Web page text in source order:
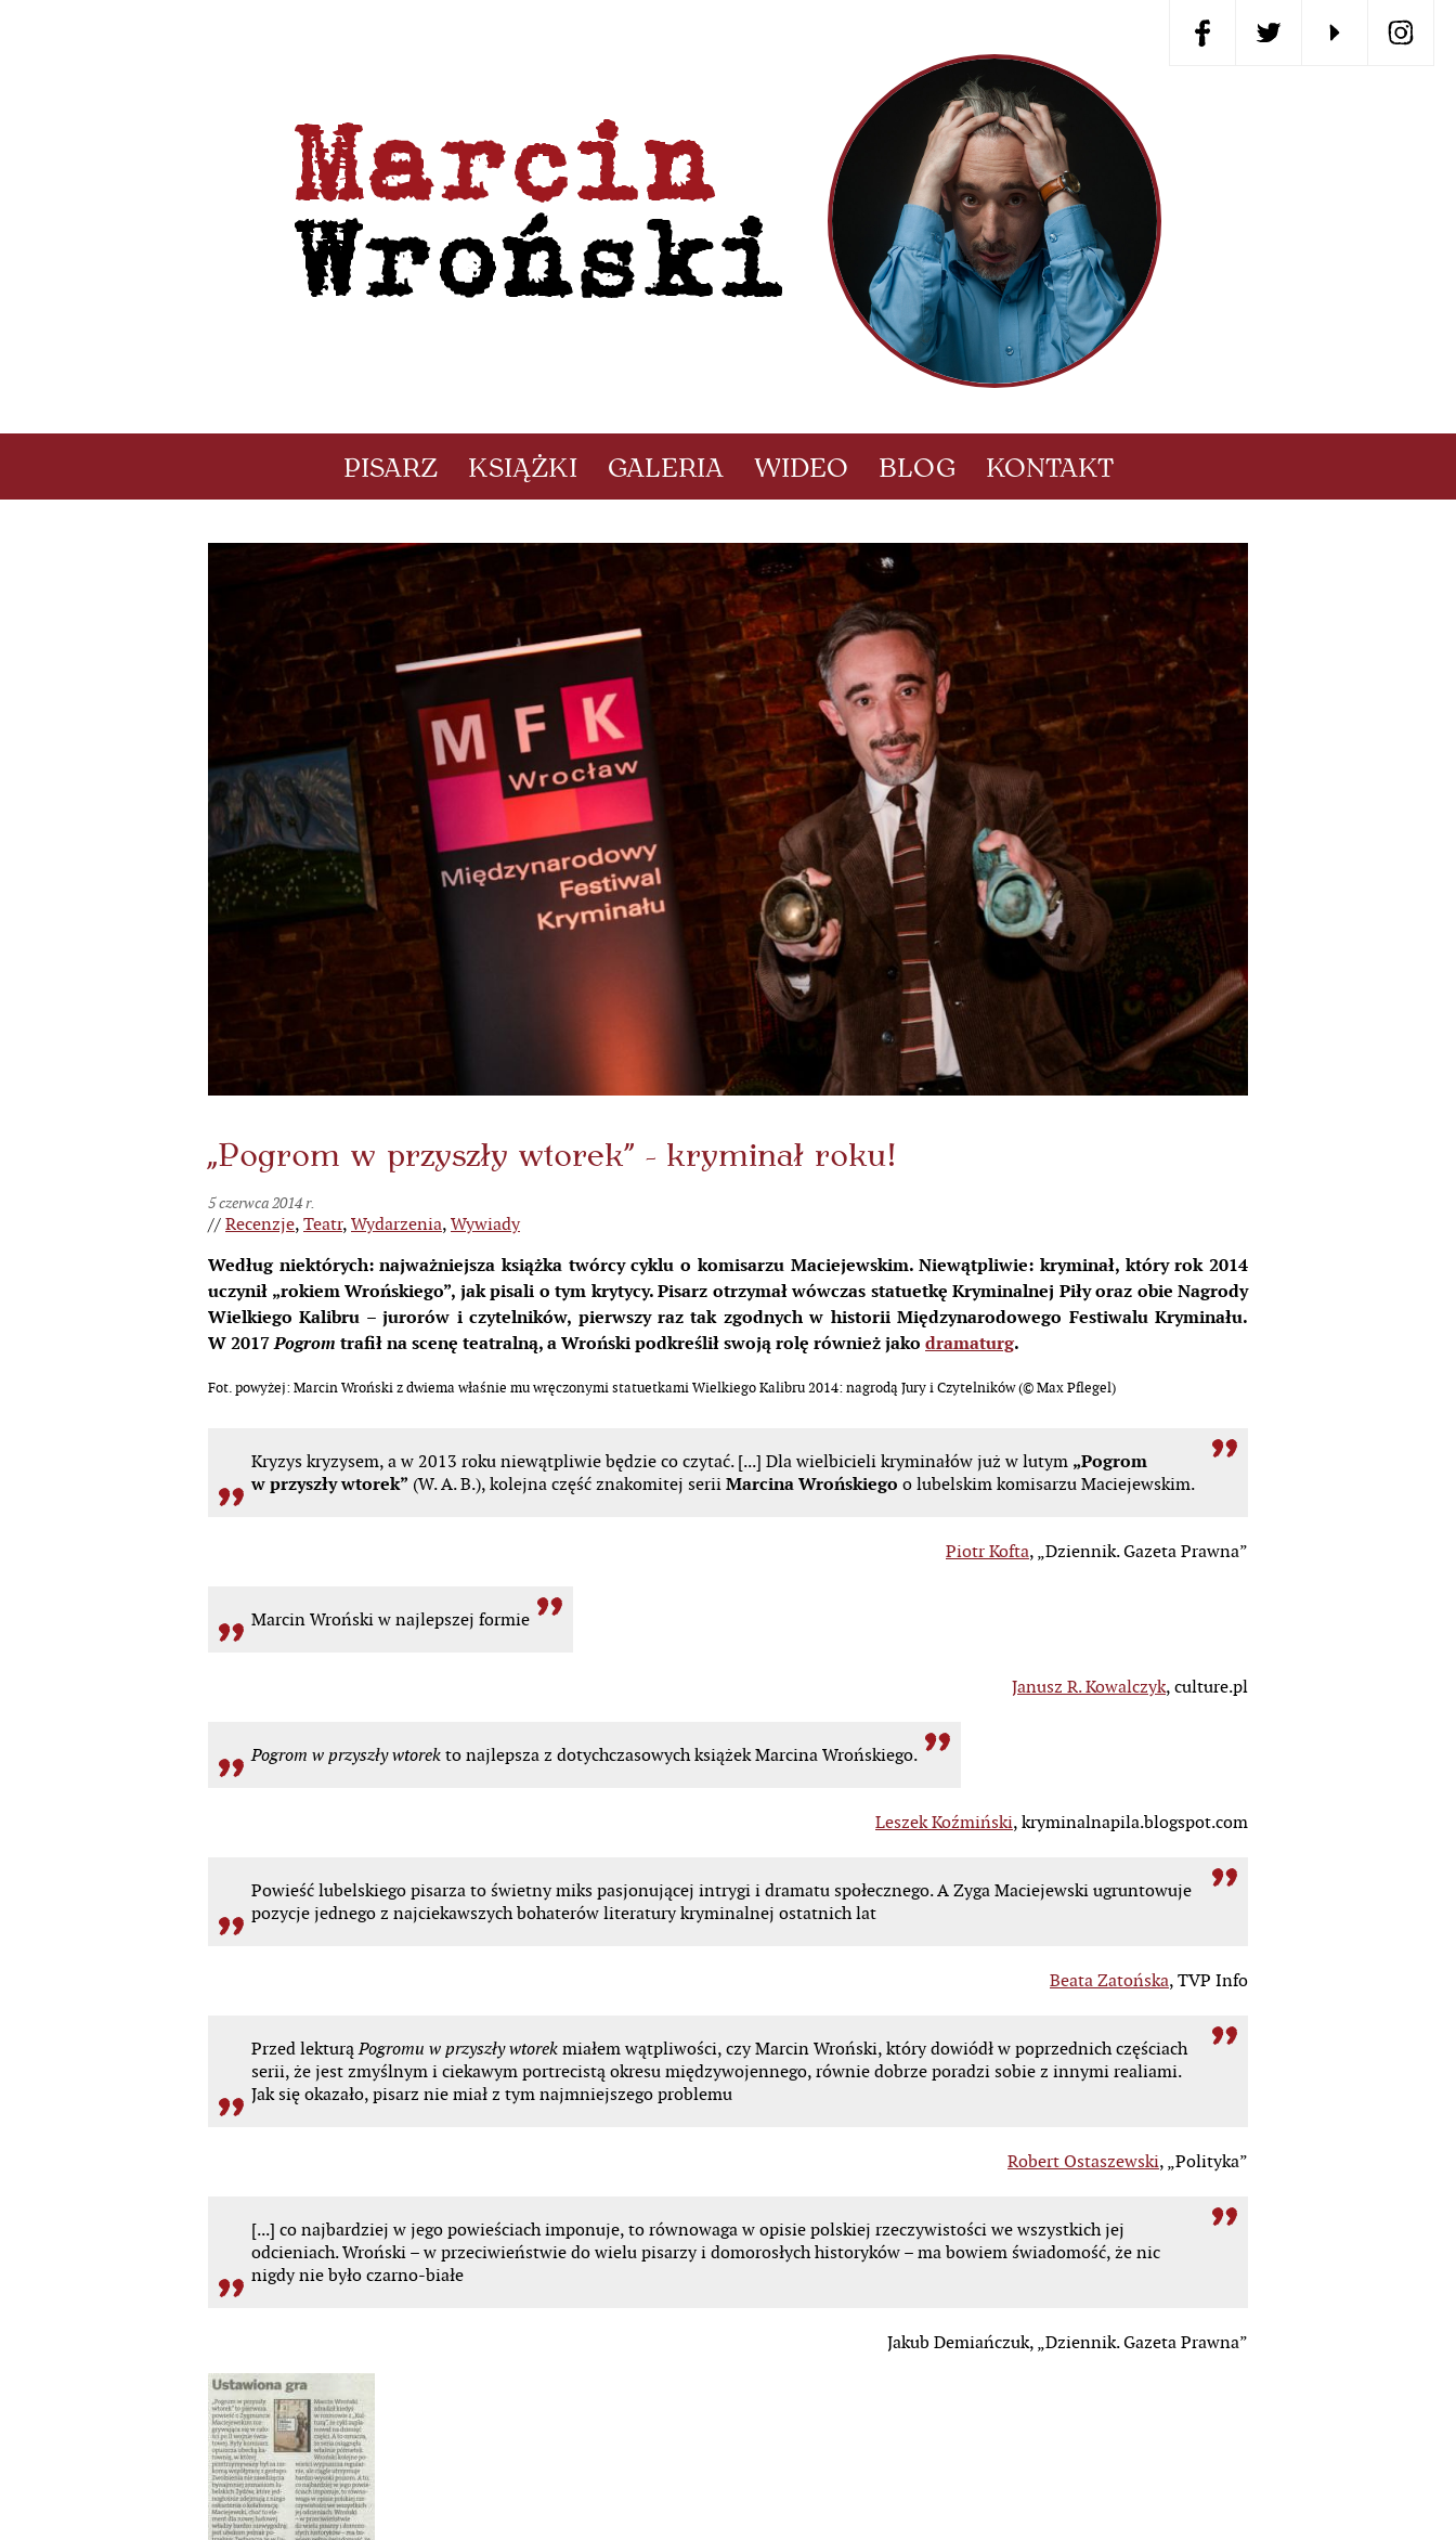
PISARZ KSIĄŻKI GALERIA WIDEO BLOG KONTAKT
„Pogrom w przyszły wtorek” - kryminał roku!
5 czerwca 2014 r.
//Recenzje,Teatr,Wydarzenia,Wywiady
Według niektórych: najważniejsza książka twórcy cyklu o komisarzu Maciejewskim. Niewątpliwie: kryminał, który rok 2014
uczynił „rokiem Wrońskiego”, jak pisali o tym krytycy. Pisarz otrzymał wówczas statuetkę Kryminalnej Piły oraz obie Nagrody
Wielkiego Kalibru – jurorów i czytelników, pierwszy raz tak zgodnych w historii Międzynarodowego Festiwalu Kryminału.
W 2017Pogrom trafił na scenę teatralną, a Wroński podkreślił swoją rolę również jako dramaturg.
Fot. powyżej: Marcin Wroński z dwiema właśnie mu wręczonymi statuetkami Wielkiego Kalibru 2014: nagrodą Jury i Czytelników (©Max Pflegel)
Kryzyskryzysem, a w 2013 roku niewątpliwie będzie co czytać. [...] Dla wielbicieli kryminałów już w lutym „Pogrom
w przyszły wtorek” (W. A. B.), kolejna część znakomitej seriiMarcina Wrońskiego o lubelskim komisarzu Maciejewskim.
Piotr Kofta, „Dziennik. Gazeta Prawna”
MarcinWroński w najlepszej formie
Janusz R. Kowalczyk, culture.pl
Pogrom w przyszły wtorek to najlepsza z dotychczasowych książek Marcina Wrońskiego.
Leszek Koźmiński, kryminalnapila.blogspot.com
Powieśćlubelskiego pisarza to świetny miks pasjonującej intrygi i dramatu społecznego. A Zyga Maciejewski ugruntowuje
pozycje jednego z najciekawszych bohaterów literatury kryminalnej ostatnichlat
Beata Zatońska, TVP Info
PrzedlekturąPogromu w przyszły wtorek miałem wątpliwości, czy Marcin Wroński, który dowiódł w poprzednich częściach
serii, że jest zmyślnym i ciekawym portrecistą okresu międzywojennego, równie dobrze poradzi sobie z innymi realiami.
Jak się okazało, pisarz nie miał z tym najmniejszegoproblemu
Robert Ostaszewski, „Polityka”
[...] co najbardziej w jego powieściach imponuje, to równowaga w opisie polskiej rzeczywistości we wszystkich jej
odcieniach. Wroński – w przeciwieństwie do wielu pisarzy i domorosłych historyków – ma bowiem świadomość, że nic
nigdy nie byłoczarno-białe
Jakub Demiańczuk, „Dziennik. Gazeta Prawna”